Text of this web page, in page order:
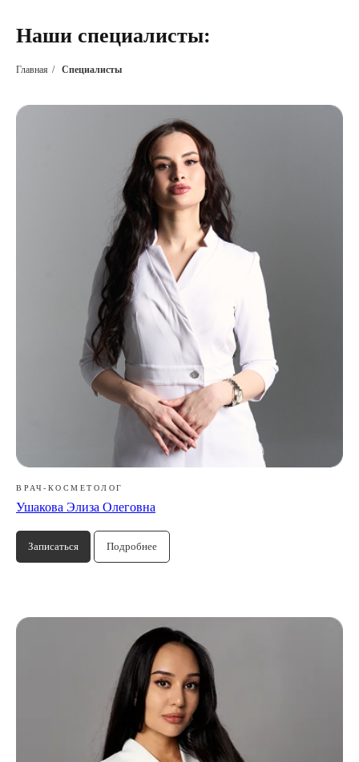
Наши специалисты:
Главная / Специалисты
ВРАЧ-КОСМЕТОЛОГ
Ушакова Элиза Олеговна
Записаться Подробнее